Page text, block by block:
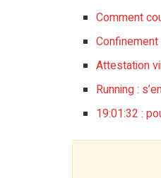
Comment
Attestation
Running :
19:01:32 :